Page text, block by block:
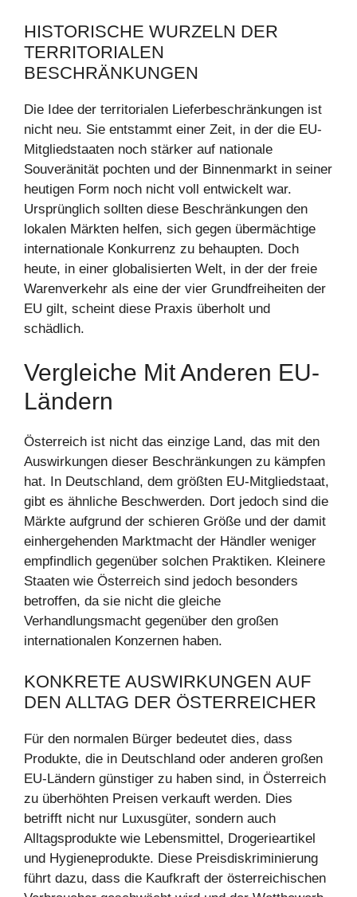
HISTORISCHE WURZELN DER
TERRITORIALEN
BESCHRÄNKUNGEN
Die Idee der territorialen Lieferbeschränkungen ist
nicht neu. Sie entstammt einer Zeit, in der die EU-
Mitgliedstaaten noch stärker auf nationale
Souveränität pochten und der Binnenmarkt in seiner
heutigen Form noch nicht voll entwickelt war.
Ursprünglich sollten diese Beschränkungen den
lokalen Märkten helfen, sich gegen übermächtige
internationale Konkurrenz zu behaupten. Doch
heute, in einer globalisierten Welt, in der der freie
Warenverkehr als eine der vier Grundfreiheiten der
EU gilt, scheint diese Praxis überholt und
schädlich.
Vergleiche Mit Anderen EU-
Ländern
Österreich ist nicht das einzige Land, das mit den
Auswirkungen dieser Beschränkungen zu kämpfen
hat. In Deutschland, dem größten EU-Mitgliedstaat,
gibt es ähnliche Beschwerden. Dort jedoch sind die
Märkte aufgrund der schieren Größe und der damit
einhergehenden Marktmacht der Händler weniger
empfindlich gegenüber solchen Praktiken. Kleinere
Staaten wie Österreich sind jedoch besonders
betroffen, da sie nicht die gleiche
Verhandlungsmacht gegenüber den großen
internationalen Konzernen haben.
KONKRETE AUSWIRKUNGEN AUF
DEN ALLTAG DER ÖSTERREICHER
Für den normalen Bürger bedeutet dies, dass
Produkte, die in Deutschland oder anderen großen
EU-Ländern günstiger zu haben sind, in Österreich
zu überhöhten Preisen verkauft werden. Dies
betrifft nicht nur Luxusgüter, sondern auch
Alltagsprodukte wie Lebensmittel, Drogerieartikel
und Hygieneprodukte. Diese Preisdiskriminierung
führt dazu, dass die Kaufkraft der österreichischen